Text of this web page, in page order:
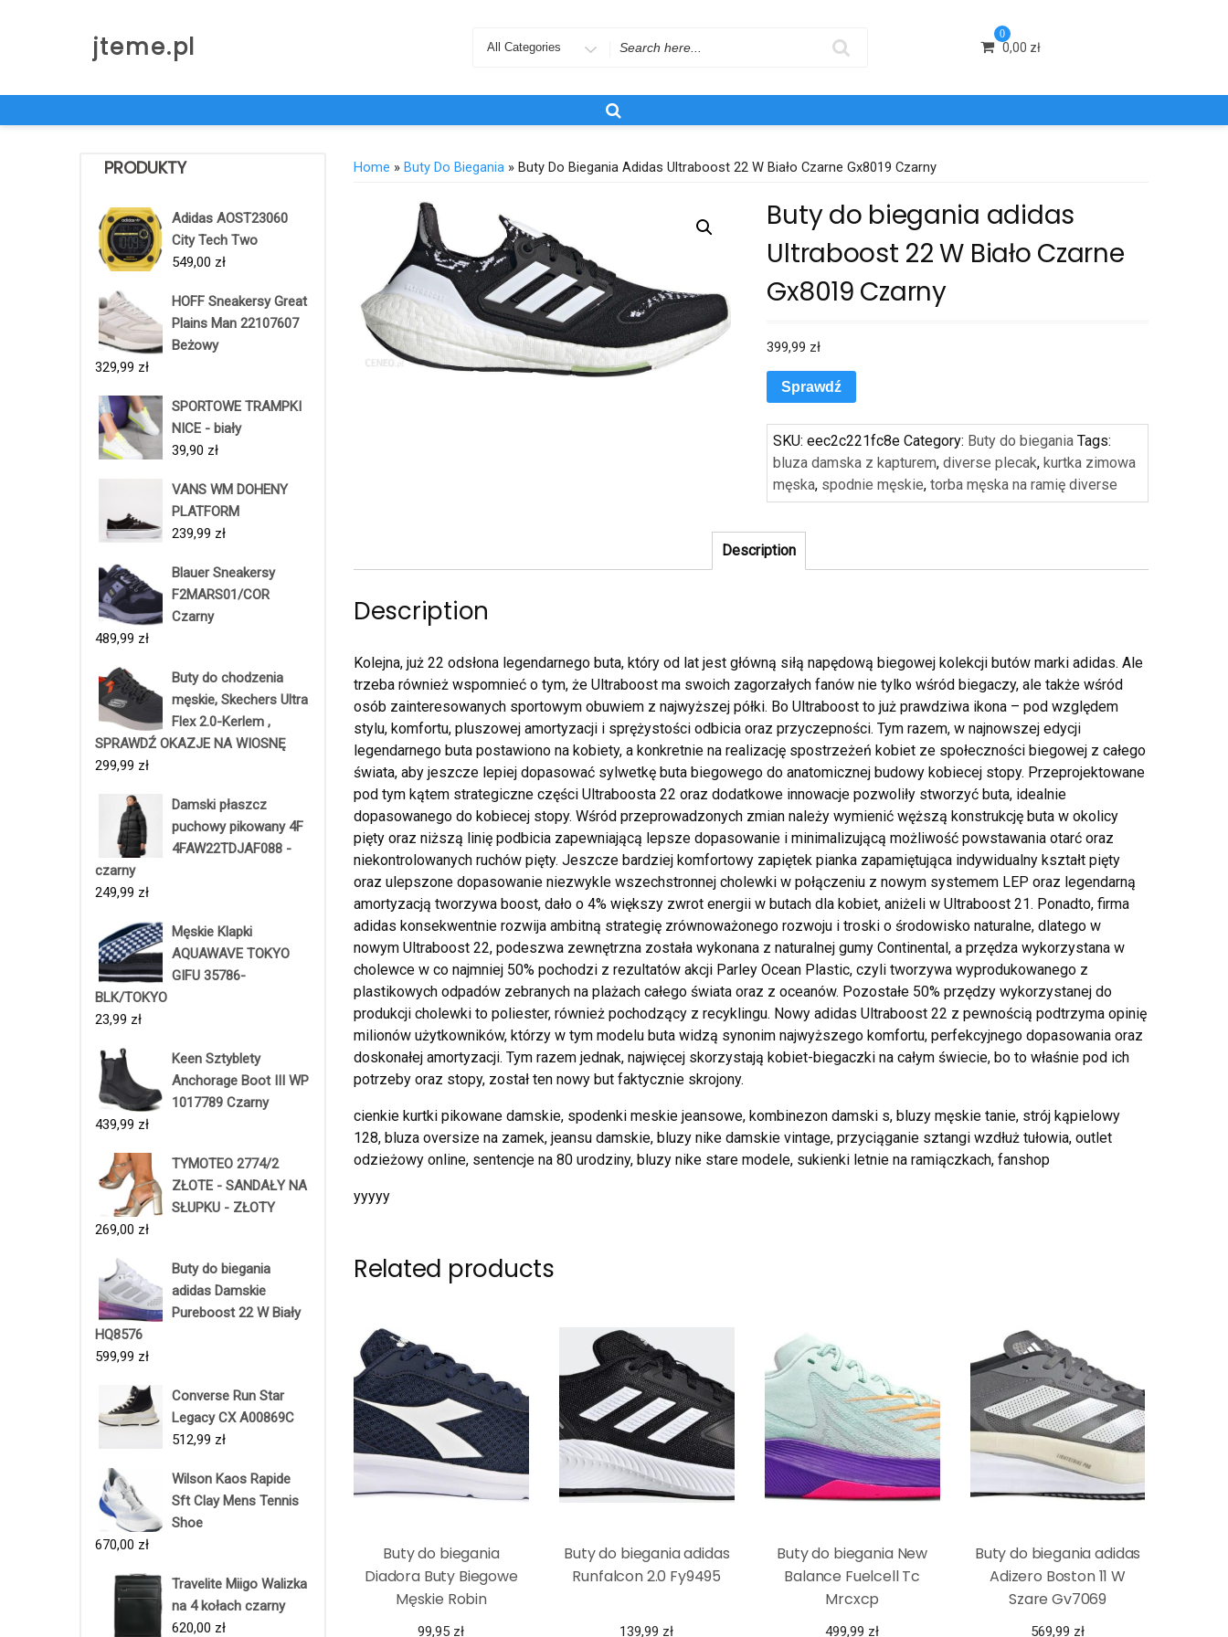
jteme.pl
Search
0
0,00 zł
PRODUKTY
Adidas AOST23060
City Tech Two
549,00 zł
HOFF Sneakersy Great
Plains Man 22107607
Beżowy
329,99 zł
SPORTOWE TRAMPKI
NICE - biały
39,90 zł
VANS WM DOHENY
PLATFORM
239,99 zł
Blauer Sneakersy
F2MARS01/COR
Czarny
489,99 zł
Buty do chodzenia
męskie, Skechers Ultra
Flex 2.0-Kerlem ,
SPRAWDŹ OKAZJE NA WIOSNĘ
299,99 zł
Damski płaszcz
puchowy pikowany 4F
4FAW22TDJAF088 -
czarny
249,99 zł
Męskie Klapki
AQUAWAVE TOKYO
GIFU 35786-
BLK/TOKYO
23,99 zł
Keen Sztyblety
Anchorage Boot III WP
1017789 Czarny
439,99 zł
TYMOTEO 2774/2
ZŁOTE - SANDAŁY NA
SŁUPKU - ZŁOTY
269,00 zł
Buty do biegania
adidas Damskie
Pureboost 22 W Biały
HQ8576
599,99 zł
Converse Run Star
Legacy CX A00869C
512,99 zł
Wilson Kaos Rapide
Sft Clay Mens Tennis
Shoe
670,00 zł
Travelite Miigo Walizka
na 4 kołach czarny
620,00 zł
Home » Buty Do Biegania » Buty Do Biegania Adidas Ultraboost 22 W Biało Czarne Gx8019 Czarny
Buty do biegania adidas
Ultraboost 22 W Biało Czarne
Gx8019 Czarny
399,99 zł
Sprawdź
SKU:eec2c221fc8e Category: Buty do biegania Tags:
bluza damska z kapturem,diverse plecak,kurtka zimowa
męska, spodnie męskie,torba męska na ramię diverse
Description
Description
Kolejna, już 22 odsłona legendarnego buta, który od lat jest główną siłą napędową biegowej kolekcji butów marki adidas. Ale
trzeba również wspomnieć o tym, że Ultraboost ma swoich zagorzałych fanów nie tylko wśród biegaczy, ale także wśród
osób zainteresowanych sportowym obuwiem z najwyższej półki. Bo Ultraboost to już prawdziwa ikona – pod względem
stylu, komfortu, pluszowej amortyzacji i sprężystości odbicia oraz przyczepności. Tym razem, w najnowszej edycji
legendarnego buta postawiono na kobiety, a konkretnie na realizację spostrzeżeń kobiet ze społeczności biegowej z całego
świata, aby jeszcze lepiej dopasować sylwetkę buta biegowego do anatomicznej budowy kobiecej stopy. Przeprojektowane
pod tym kątem strategiczne części Ultraboosta 22 oraz dodatkowe innowacje pozwoliły stworzyć buta, idealnie
dopasowanego do kobiecej stopy. Wśród przeprowadzonych zmian należy wymienić węższą konstrukcję buta w okolicy
pięty oraz niższą linię podbicia zapewniającą lepsze dopasowanie i minimalizującą możliwość powstawania otarć oraz
niekontrolowanych ruchów pięty. Jeszcze bardziej komfortowy zapiętek pianka zapamiętująca indywidualny kształt pięty
oraz ulepszone dopasowanie niezwykle wszechstronnej cholewki w połączeniu z nowym systemem LEP oraz legendarną
amortyzacją tworzywa boost, dało o 4% większy zwrot energii w butach dla kobiet, aniżeli w Ultraboost 21. Ponadto, firma
adidas konsekwentnie rozwija ambitną strategię zrównoważonego rozwoju i troski o środowisko naturalne, dlatego w
nowym Ultraboost 22, podeszwa zewnętrzna została wykonana z naturalnej gumy Continental, a przędza wykorzystana w
cholewce w co najmniej 50% pochodzi z rezultatów akcji Parley Ocean Plastic, czyli tworzywa wyprodukowanego z
plastikowych odpadów zebranych na plażach całego świata oraz z oceanów. Pozostałe 50% przędzy wykorzystanej do
produkcji cholewki to poliester, również pochodzący z recyklingu. Nowy adidas Ultraboost 22 z pewnością podtrzyma opinię
milionów użytkowników, którzy w tym modelu buta widzą synonim najwyższego komfortu, perfekcyjnego dopasowania oraz
doskonałej amortyzacji. Tym razem jednak, najwięcej skorzystają kobiet-biegaczki na całym świecie, bo to właśnie pod ich
potrzeby oraz stopy, został ten nowy but faktycznie skrojony.
cienkie kurtki pikowane damskie, spodenki meskie jeansowe, kombinezon damski s, bluzy męskie tanie, strój kąpielowy
128, bluza oversize na zamek, jeansu damskie, bluzy nike damskie vintage, przyciąganie sztangi wzdłuż tułowia, outlet
odzieżowy online, sentencje na 80 urodziny, bluzy nike stare modele, sukienki letnie na ramiączkach, fanshop
yyyyy
Related products
Buty do biegania
Diadora Buty Biegowe
Męskie Robin
99,95 zł
Buty do biegania adidas
Runfalcon 2.0 Fy9495
139,99 zł
Buty do biegania New
Balance Fuelcell Tc
Mrcxcp
499,99 zł
Buty do biegania adidas
Adizero Boston 11 W
Szare Gv7069
569,99 zł